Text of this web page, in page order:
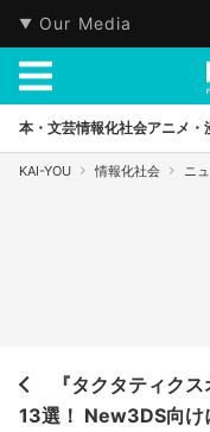
Our Media
本・文芸情報化社会アニメ・
KAI-YOU 情報化社会 ニ
『タクタティク
13選！ New3DS向け